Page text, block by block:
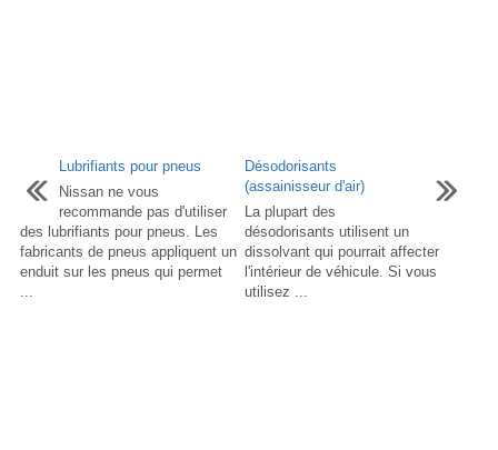
Lubrifiants pour pneus
Nissan ne vous
recommande pas d'utiliser
des lubrifiants pour pneus. Les
fabricants de pneus appliquent un
enduit sur les pneus qui permet
...
Désodorisants
(assainisseur d'air)
La plupart des
désodorisants utilisent un
dissolvant qui pourrait affecter
l'intérieur de véhicule. Si vous
utilisez ...